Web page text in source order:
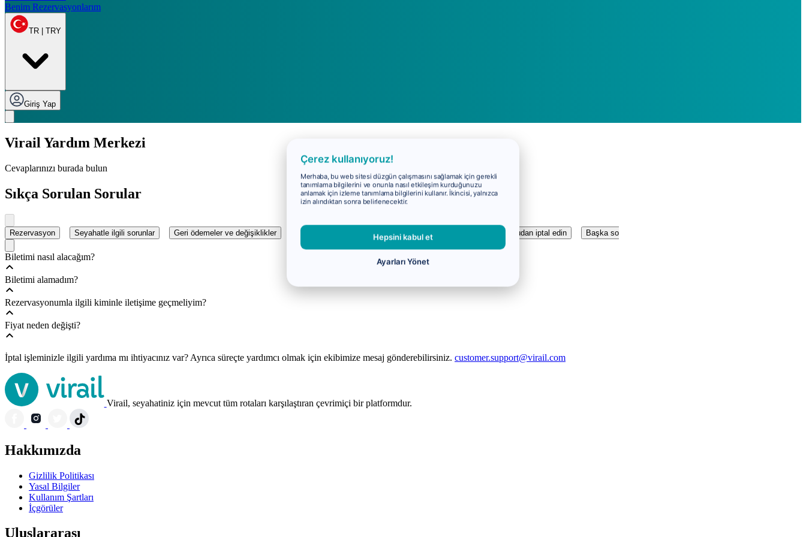
Benim Rezervasyonlarım
TR | TRY
Giriş Yap
Virail Yardım Merkezi
Cevaplarınızı burada bulun
Sıkça Sorulan Sorular
Rezervasyon Seyahatle ilgili sorunlar Geri ödemeler ve değişiklikler Ödemeler Virail nasıl çalışır? Rezervasyonunuzu doğrudan iptal edin Başka sorularınız mı var?
Biletimi nasıl alacağım?
Biletimi alamadım?
Rezervasyonumla ilgili kiminle iletişime geçmeliyim?
Fiyat neden değişti?
İptal işleminizle ilgili yardıma mı ihtiyacınız var? Ayrıca süreçte yardımcı olmak için ekibimize mesaj gönderebilirsiniz. customer.support@virail.com
Virail, seyahatiniz için mevcut tüm rotaları karşılaştıran çevrimiçi bir platformdur.
Hakkımızda
Gizlilik Politikası
Yasal Bilgiler
Kullanım Şartları
İçgörüler
Uluslararası
Çerez kullanıyoruz!
Merhaba, bu web sitesi düzgün çalışmasını sağlamak için gerekli
tanımlama bilgilerini ve onunla nasıl etkileşim kurduğunuzu
anlamak için izleme tanımlama bilgilerini kullanır. İkincisi, yalnızca
izin alındıktan sonra belirlenecektir.
Hepsini kabul et
Ayarları Yönet